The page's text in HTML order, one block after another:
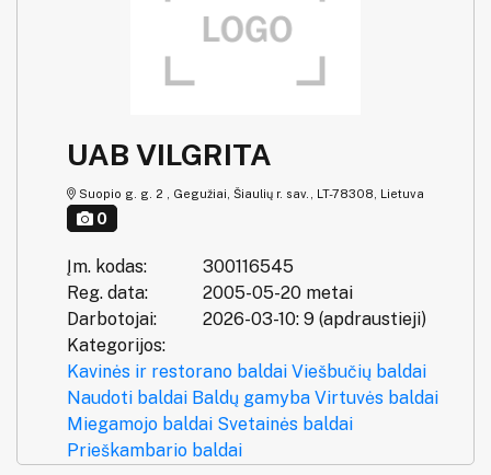
UAB VILGRITA
Suopio g. g. 2 , Gegužiai, Šiaulių r. sav., LT-78308, Lietuva
0
Įm. kodas:
300116545
Reg. data:
2005-05-20 metai
Darbotojai:
2026-03-10: 9 (apdraustieji)
Kategorijos:
Kavinės ir restorano baldai Viešbučių baldai
Naudoti baldai Baldų gamyba Virtuvės baldai
Miegamojo baldai Svetainės baldai
Prieškambario baldai